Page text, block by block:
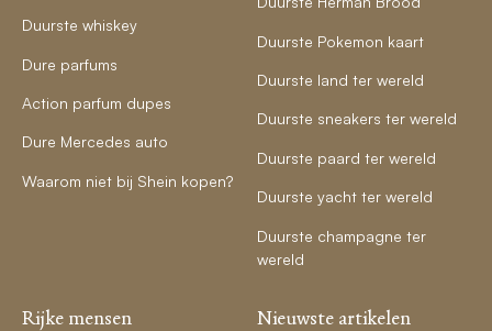
Duurste whiskey
Dure parfums
Action parfum dupes
Dure Mercedes auto
Waarom niet bij Shein kopen?
Duurste Pokemon kaart
Duurste land ter wereld
Duurste sneakers ter wereld
Duurste paard ter wereld
Duurste yacht ter wereld
Duurste champagne ter
wereld
Rijke mensen Nieuwste artikelen